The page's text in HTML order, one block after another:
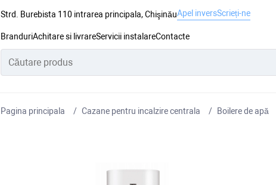
Strd. Burebista 110 intrarea principala, ChişinăuApel inversScrieți-ne
BranduriAchitare si livrareServicii instalareContacte
Pagina principala Cazane pentru incalzire centrala Boilere de apă